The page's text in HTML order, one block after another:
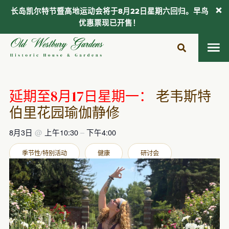
延期至8月17日星期一： 老韦斯特
伯里花园瑜伽静修
8月3日 @ 上午10:30–下午4:00
季节性/特别活动 健康 研讨会
长岛凯尔特节暨高地运动会将于8月22日星期六回归。早鸟
优惠票现已开售！